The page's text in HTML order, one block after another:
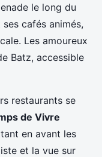
le long du
cafés animés,
Les amoureux
Batz, accessible
restaurants se
de Vivre
en avant les
et la vue sur